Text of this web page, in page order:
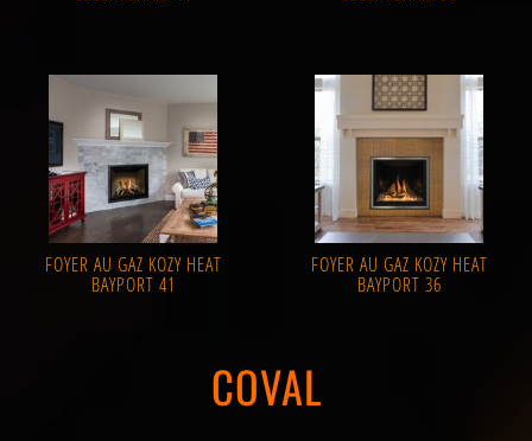
FOYER AU GAZ KOZY HEAT
BAYPORT 41
FOYER AU GAZ KOZY HEAT
BAYPORT 36
COVAL